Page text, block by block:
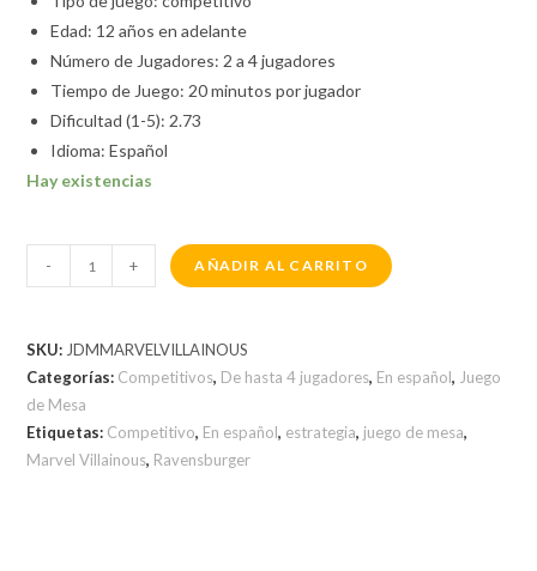
Edad: 12 años en adelante
Número de Jugadores: 2 a 4 jugadores
Tiempo de Juego: 20 minutos por jugador
Dificultad (1-5): 2.73
Idioma: Español
Hay existencias
- + AÑADIR AL CARRITO
SKU: JDMMARVELVILLAINOUS
Categorías: Competitivos, De hasta 4 jugadores, En español, Juego
de Mesa
Etiquetas: Competitivo, En español, estrategia, juego de mesa,
Marvel Villainous, Ravensburger